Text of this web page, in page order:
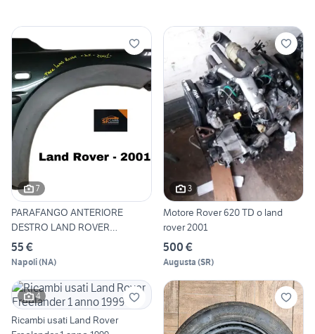
7
PARAFANGO ANTERIORE
DESTRO LAND ROVER
Freelander 1
55 €
Napoli(NA)
3
Motore Rover 620 TD o land
rover 2001
500 €
Augusta (SR)
4
Ricambi usati Land Rover